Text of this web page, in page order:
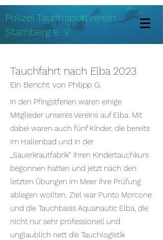
Polizei Tauchsportverein
Starnberg e. V.
Tauchfahrt nach Elba 2023
Ein Bericht von Philipp G.
In den Pfingstferien waren einige
Mitglieder unseres Vereins auf Elba. Mit
dabei waren auch fünf Kinder, die bereits
im Hallenbad und in der
„Sauerkrautfabrik“ ihren Kindertauchkurs
begonnen hatten und jetzt nach den
letzten Übungen im Meer ihre Prüfung
ablegen wollten. Ziel war Punto Morcone
und die Tauchbasis Aquanautic Elba, die
nicht nur sehr professionell und
unglaublich nett die Tauchlogistik